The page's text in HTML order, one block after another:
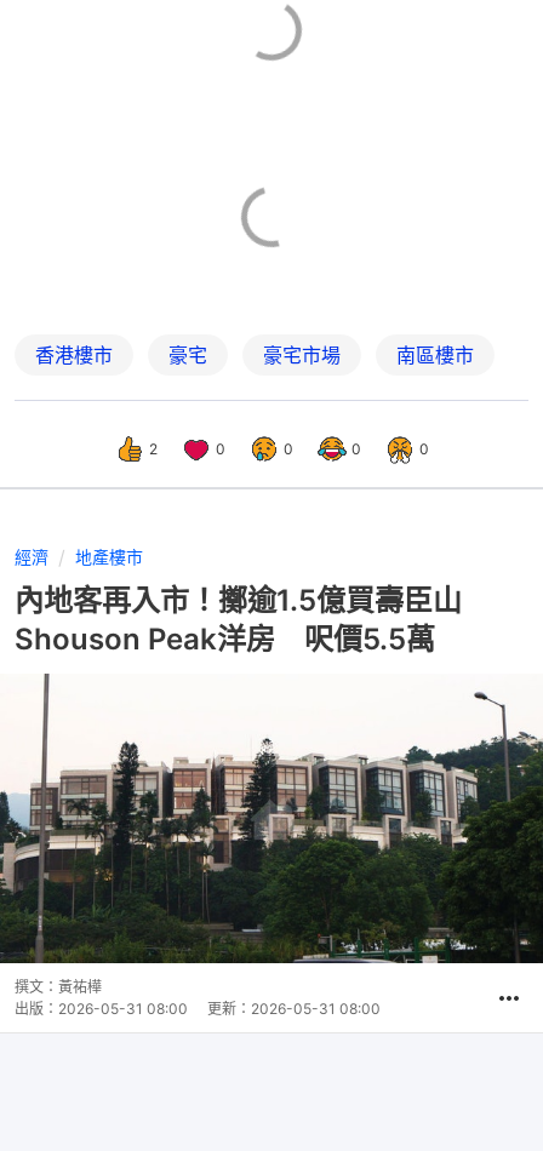
香港樓市 豪宅 豪宅市場 南區樓市
2 0 0 0 0
經濟 地產樓市
內地客再入市！擲逾1.5億買壽臣山
Shouson Peak洋房 呎價5.5萬
撰文： 黃祐樺
出版： 2026-05-31 08:00 更新： 2026-05-31 08:00